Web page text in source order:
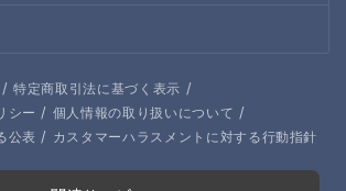
/ 特定商取引法に基づく表示 /
シー / 個人情報の取り扱いについて /
公表 / カスタマーハラスメントに対する行動指針